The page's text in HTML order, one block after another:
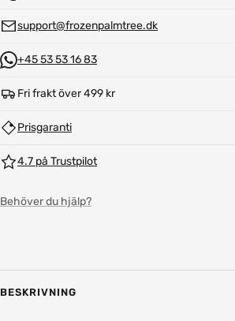
support@frozenpalmtree.dk
+45 53 53 16 83
Fri frakt över 499 kr
Prisgaranti
4.7 på Trustpilot
Behöver du hjälp?
BESKRIVNING